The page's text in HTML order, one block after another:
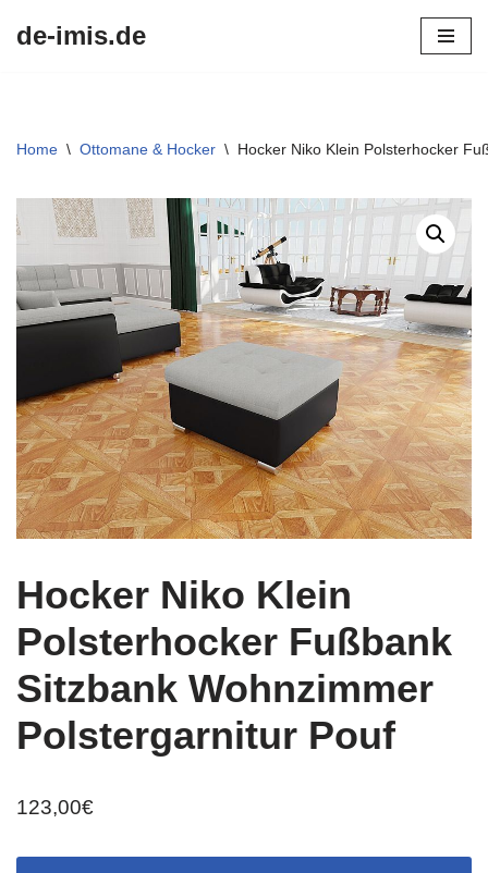
de-imis.de
Home \ Ottomane & Hocker \ Hocker Niko Klein Polsterhocker
Hocker Niko Klein
Polsterhocker Fußbank
Sitzbank Wohnzimmer
Polstergarnitur Pouf
123,00€